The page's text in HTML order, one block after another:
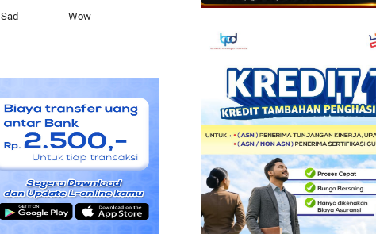
Sad Wow